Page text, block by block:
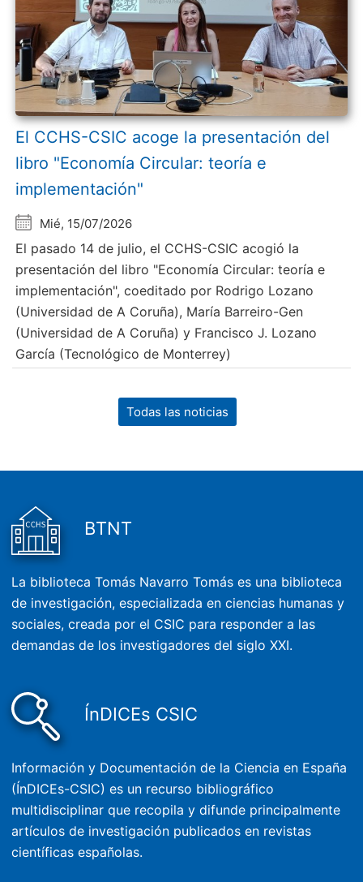
El CCHS-CSIC acoge la presentación del
libro "Economía Circular: teoría e
implementación"
Mié, 15/07/2026
El pasado 14 de julio, el CCHS-CSIC acogió la
presentación del libro "Economía Circular: teoría e
implementación", coeditado por Rodrigo Lozano
(Universidad de A Coruña), María Barreiro-Gen
(Universidad de A Coruña) y Francisco J. Lozano
García (Tecnológico de Monterrey)
Todas las noticias
BTNT
La biblioteca Tomás Navarro Tomás es una biblioteca
de investigación, especializada en ciencias humanas y
sociales, creada por el CSIC para responder a las
demandas de los investigadores del siglo XXI.
ÍnDICEs CSIC
Información y Documentación de la Ciencia en España
(ÍnDICEs-CSIC) es un recurso bibliográfico
multidisciplinar que recopila y difunde principalmente
artículos de investigación publicados en revistas
científicas españolas.